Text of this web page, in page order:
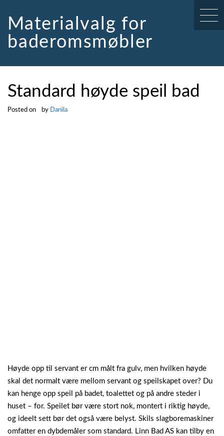
contentMaterialvalg for
baderomsmøbler
Standard høyde speil bad
Posted on by Danila
Høyde opp til servant er cm målt fra gulv, men hvilken høyde
skal det normalt være mellom servant og speilskapet over? Du
kan henge opp speil på badet, toalettet og på andre steder i
huset – for. Speilet bør være stort nok, montert i riktig høyde,
og ideelt sett bør det også være belyst. Skils slagboremaskiner
omfatter en dybdemåler som standard. Linn Bad AS kan tilby en